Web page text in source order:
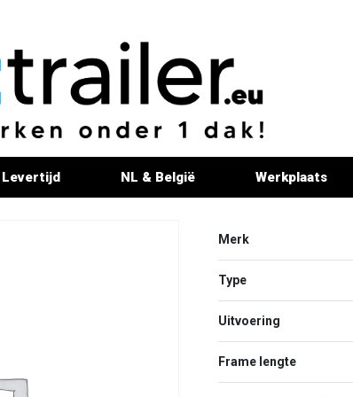
Levertijd NL & België Werkplaats
Merk
Type
Uitvoering
Frame lengte